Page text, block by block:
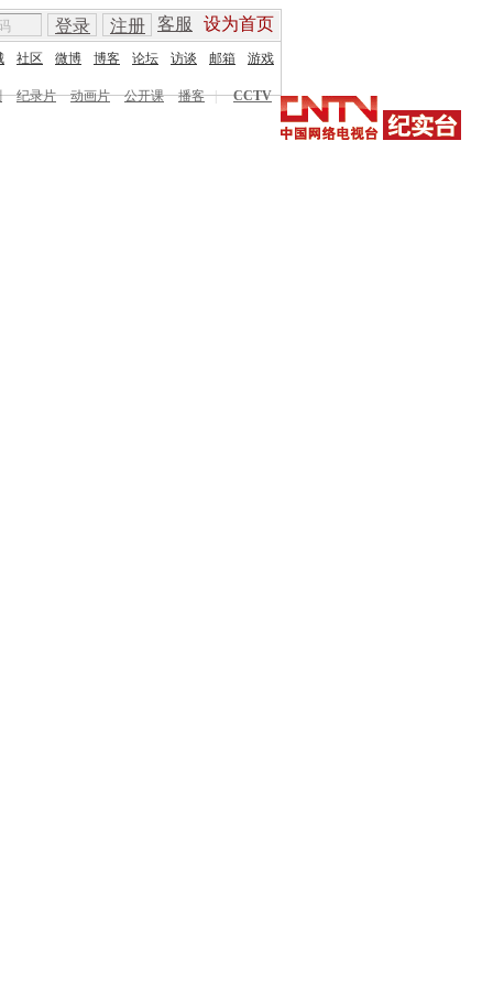
客服 设为首页
登录 注册
社区 微博 博客 论坛 访谈 邮箱 游戏
纪录片 动画片 公开课 播客 | CCTV